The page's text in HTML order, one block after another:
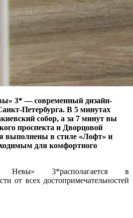
3* — современный дизайн-
Петербурга. В 5 минутах
собор, а за 7 минут вы
проспекта и Дворцовой
выполнены в стиле «Лофт» и
для комфортного
Невы» 3*располагается в
от всех достопримечательностей